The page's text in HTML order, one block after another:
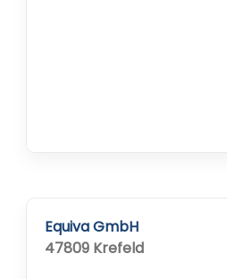
Equiva GmbH
47809 Krefeld